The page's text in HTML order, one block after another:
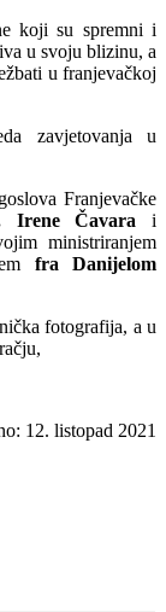
koji su spremni i
u svoju blizinu, a
u franjevačkoj
zavjetovanja u
Franjevačke
Irene Čavara i
ministriranjem
fra Danijelom
fotografija, a u
12. listopad 2021